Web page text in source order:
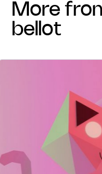
more from jérémie
bellot